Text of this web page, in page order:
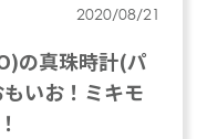
2020/08/21
の真珠時計(パ
いお！ミキモ